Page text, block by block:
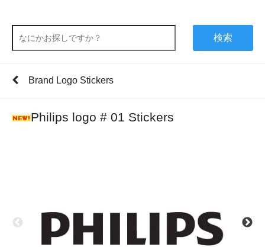
検索
Brand Logo Stickers
Philips logo # 01 Stickers